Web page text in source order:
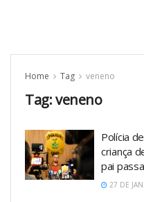
Home Tag veneno
Tag:veneno
Polícia
criança
pai
27 DE